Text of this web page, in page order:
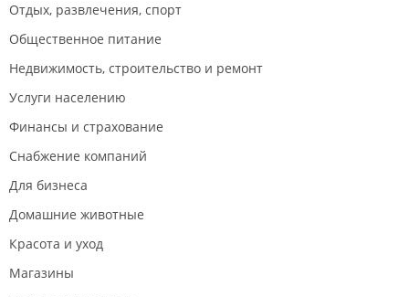
Отдых, развлечения, спорт
Общественное питание
Недвижимость, строительство и ремонт
Услуги населению
Финансы и страхование
Снабжение компаний
Для бизнеса
Домашние животные
Красота и уход
Магазины